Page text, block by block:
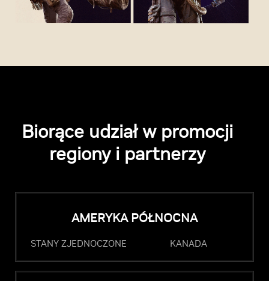
Biorące udział w promocji
regiony i partnerzy
AMERYKA PÓŁNOCNA
STANY ZJEDNOCZONE KANADA